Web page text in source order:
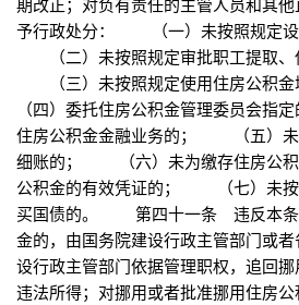
予行政处分： （一）未按照规定设
（二）未按照规定审批职工提取、
（三）未按照规定使用住房公积
（四）委托住房公积金管理委员会指
住房公积金金融业务的； （五）未
细账的； （六）未为缴存住房公积
公积金的有效凭证的； （七）未按
买国债的。 第四十一条 违反本条
金的，由国务院建设行政主管部门或
设行政主管部门依据管理职权，追回
违法所得；对挪用或者批准挪用住房